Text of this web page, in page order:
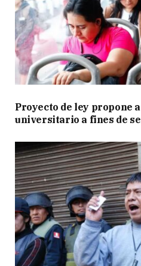
Proyecto de ley propone
universitario a fines de